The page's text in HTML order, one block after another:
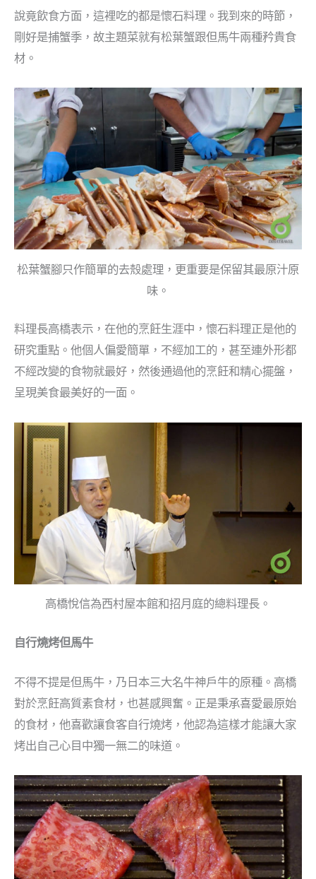
說竟飲食方面，這裡吃的都是懷石料理。我到來的時節，
剛好是捕蟹季，故主題菜就有松葉蟹跟但馬牛兩種矜貴食
材。
松葉蟹腳只作簡單的去殼處理，更重要是保留其最原汁原
味。
料理長高橋表示，在他的烹飪生涯中，懷石料理正是他的
研究重點。他個人偏愛簡單，不經加工的，甚至連外形都
不經改變的食物就最好，然後通過他的烹飪和精心擺盤，
呈現美食最美好的一面。
高橋悅信為西村屋本館和招月庭的總料理長。
自行燒烤但馬牛
不得不提是但馬牛，乃日本三大名牛神戶牛的原種。高橋
對於烹飪高質素食材，也甚感興奮。正是秉承喜愛最原始
的食材，他喜歡讓食客自行燒烤，他認為這樣才能讓大家
烤出自己心目中獨一無二的味道。